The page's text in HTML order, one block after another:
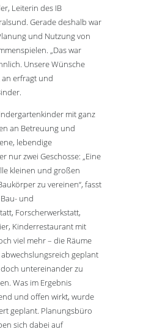
Leiterin des IB
Gerade deshalb war
und Nutzung von
„Das war
Unsere Wünsche
erfragt und
mit ganz
an Betreuung und
lebendige
nur zwei Geschosse: „Eine
kleinen und großen
zu vereinen“, fasst
und
Forscherwerkstatt,
Kinderrestaurant mit
viel mehr – die Räume
geplant
untereinander zu
Was im Ergebnis
und offen wirkt, wurde
geplant. Planungsbüro
sich dabei auf